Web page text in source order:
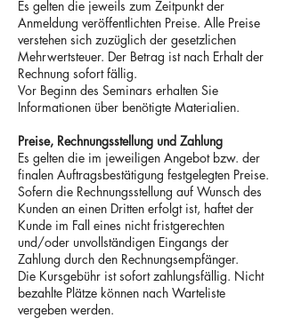
Es gelten die jeweils zum Zeitpunkt der
Anmeldung veröffentlichten Preise. Alle Preise
verstehen sich zuzüglich der gesetzlichen
Mehrwertsteuer. Der Betrag ist nach Erhalt der
Rechnung sofort fällig.
Vor Beginn des Seminars erhalten Sie
Informationen über benötigte Materialien.
Preise, Rechnungsstellung und Zahlung
Es gelten die im jeweiligen Angebot bzw. der
finalen Auftragsbestätigung festgelegten Preise.
Sofern die Rechnungsstellung auf Wunsch des
Kunden an einen Dritten erfolgt ist, haftet der
Kunde im Fall eines nicht fristgerechten
und/oder unvollständigen Eingangs der
Zahlung durch den Rechnungsempfänger.
Die Kursgebühr ist sofort zahlungsfällig. Nicht
bezahlte Plätze können nach Warteliste
vergeben werden.